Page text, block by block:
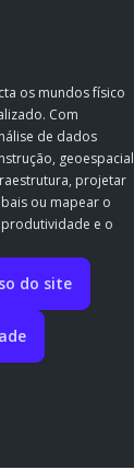
os mundos físico
Com
de dados
geoespacial
projetar
ou mapear o
e o
do site